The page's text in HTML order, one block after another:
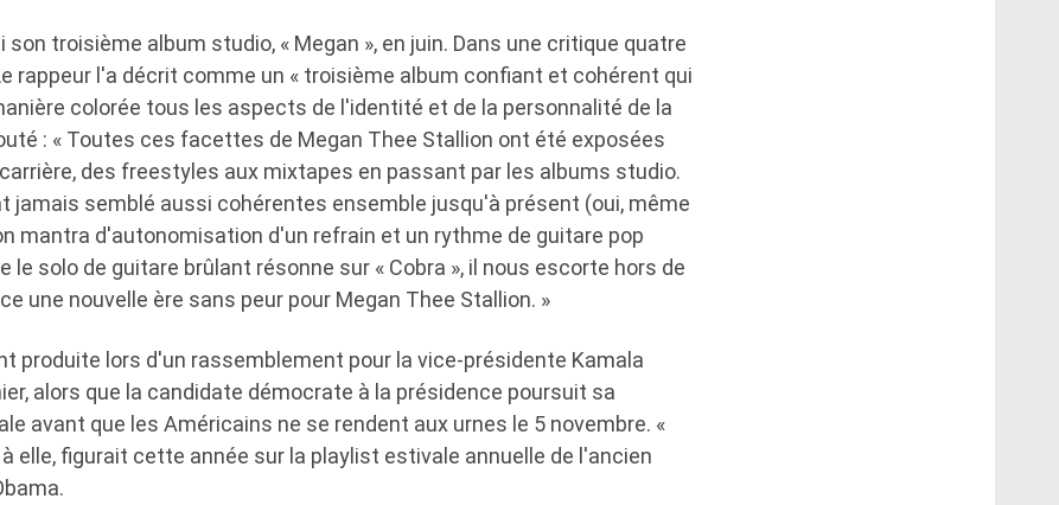
son troisième album studio, « Megan », en juin. Dans une critique quatre
rappeur l'a décrit comme un « troisième album confiant et cohérent qui
colorée tous les aspects de l'identité et de la personnalité de la
: « Toutes ces facettes de Megan Thee Stallion ont été exposées
des freestyles aux mixtapes en passant par les albums studio.
jamais semblé aussi cohérentes ensemble jusqu'à présent (oui, même
mantra d'autonomisation d'un refrain et un rythme de guitare pop
le solo de guitare brûlant résonne sur « Cobra », il nous escorte hors de
une nouvelle ère sans peur pour Megan Thee Stallion. »
produite lors d'un rassemblement pour la vice-présidente Kamala
alors que la candidate démocrate à la présidence poursuit sa
avant que les Américains ne se rendent aux urnes le 5 novembre. «
à elle, figurait cette année sur la playlist estivale annuelle de l'ancien